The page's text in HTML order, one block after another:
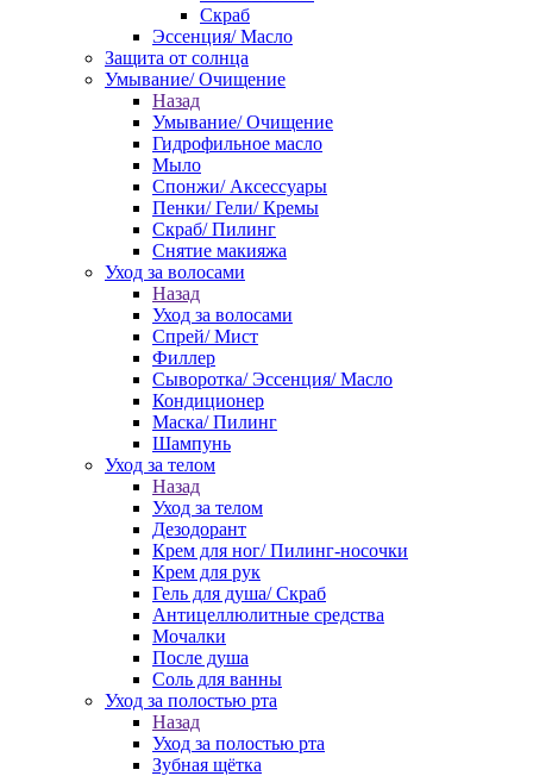
Скраб
Эссенция/ Масло
Защита от солнца
Умывание/ Очищение
Назад
Умывание/ Очищение
Гидрофильное масло
Мыло
Спонжи/ Аксессуары
Пенки/ Гели/ Кремы
Скраб/ Пилинг
Снятие макияжа
Уход за волосами
Назад
Уход за волосами
Спрей/ Мист
Филлер
Сыворотка/ Эссенция/ Масло
Кондиционер
Маска/ Пилинг
Шампунь
Уход за телом
Назад
Уход за телом
Дезодорант
Крем для ног/ Пилинг-носочки
Крем для рук
Гель для душа/ Скраб
Антицеллюлитные средства
Мочалки
После душа
Соль для ванны
Уход за полостью рта
Назад
Уход за полостью рта
Зубная щётка